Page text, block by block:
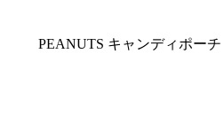
PEANUTS キャンディポーチ